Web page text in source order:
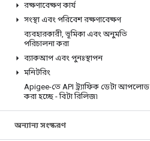
রক্ষণাবেক্ষণ কার্য
সংস্থা এবং পরিবেশ রক্ষণাবেক্ষণ
ব্যবহারকারী, ভূমিকা এবং অনুমতি
পরিচালনা করা
ব্যাকআপ এবং পুনঃস্থাপন
মনিটরিং
Apigee-তে API ট্র্যাফিক ডেটা আপলোড
করা হচ্ছে - বিটা রিলিজ৷
অন্যান্য সংস্করণ